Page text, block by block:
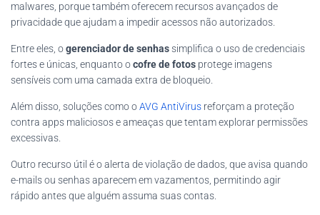
malwares, porque também oferecem recursos avançados de
privacidade que ajudam a impedir acessos não autorizados.
Entre eles, ogerenciador de senhassimplifica o uso de credenciais
fortes e únicas, enquanto ocofre de fotos protege imagens
sensíveis com uma camada extra de bloqueio.
Além disso, soluções como oAVG AntiVirus reforçam a proteção
contra apps maliciosos e ameaças que tentam explorar permissões
excessivas.
Outro recurso útil é o alerta de violação de dados, que avisa quando
e-mails ou senhas aparecem em vazamentos, permitindo agir
rápido antes que alguém assuma suas contas.